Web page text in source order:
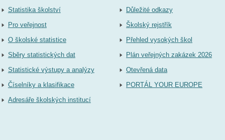
Statistika školství
Pro veřejnost
O školské statistice
Sběry statistických dat
Statistické výstupy a analýzy
Číselníky a klasifikace
Adresáře školských institucí
Důležité odkazy
Školský rejstřík
Přehled vysokých škol
Plán veřejných zakázek 2026
Otevřená data
PORTÁL YOUR EUROPE